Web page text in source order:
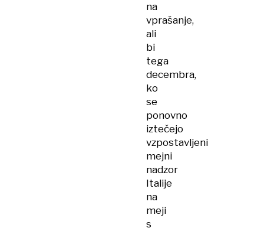
na
vprašanje,
ali
bi
tega
decembra,
ko
se
ponovno
iztečejo
vzpostavljeni
mejni
nadzor
Italije
na
meji
s